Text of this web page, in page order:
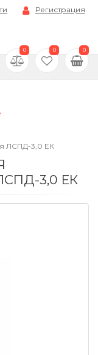
Регистрация
0 0 0
ЛСПД-3,0 ЕК
3,0 ЕК